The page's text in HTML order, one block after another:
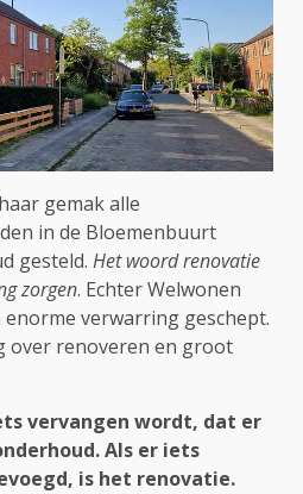
gemak alle
in de Bloemenbuurt
gesteld. Het woord renovatie
zorgen. Echter Welwonen
verwarring geschept.
over renoveren en groot
vervangen wordt, dat er
Als er iets
is het renovatie.